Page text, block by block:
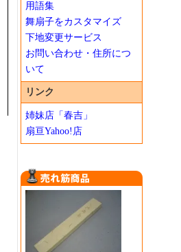
用語集
舞扇子をカスタマイズ
下地変更サービス
お問い合わせ・住所につ
いて
リンク
姉妹店「春吉」
扇亘Yahoo!店